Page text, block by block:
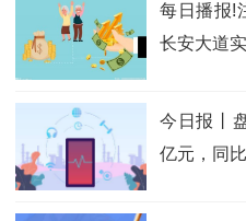
每日播报!
长安大道
今日报丨
亿元，同